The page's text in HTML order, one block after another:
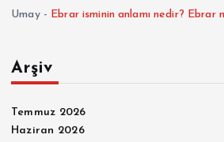
Umay- Ebrar isminin anlamı nedir? Ebrar
Arşiv
Temmuz 2026
Haziran 2026